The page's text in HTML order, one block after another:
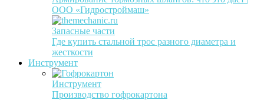
ООО «Гидростроймаш»
Запасные части
Где купить стальной трос разного диаметра и
жесткости
Инструмент
Инструмент
Производство гофрокартона